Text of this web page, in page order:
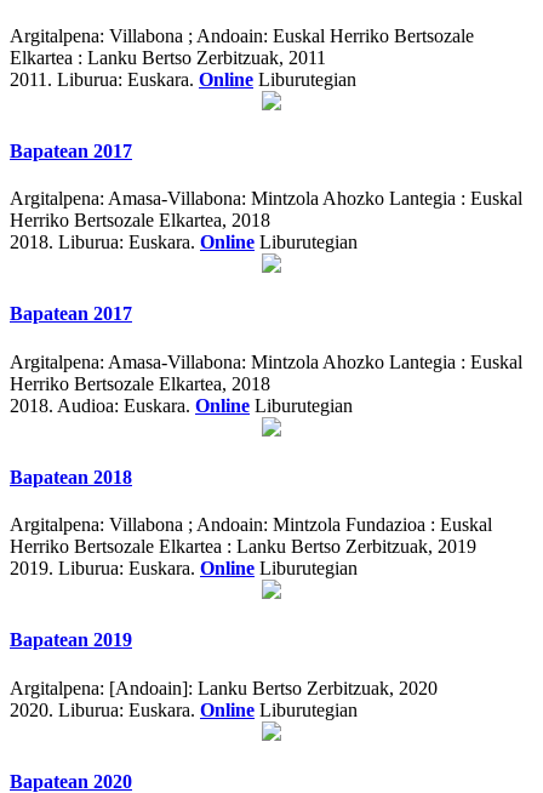
Argitalpena: Villabona ; Andoain: Euskal Herriko Bertsozale
Elkartea : Lanku Bertso Zerbitzuak, 2011
2011. Liburua: Euskara. Online Liburutegian
Bapatean 2017
Argitalpena: Amasa-Villabona: Mintzola Ahozko Lantegia : Euskal
Herriko Bertsozale Elkartea, 2018
2018. Liburua: Euskara. Online Liburutegian
Bapatean 2017
Argitalpena: Amasa-Villabona: Mintzola Ahozko Lantegia : Euskal
Herriko Bertsozale Elkartea, 2018
2018. Audioa: Euskara. Online Liburutegian
Bapatean 2018
Argitalpena: Villabona ; Andoain: Mintzola Fundazioa : Euskal
Herriko Bertsozale Elkartea : Lanku Bertso Zerbitzuak, 2019
2019. Liburua: Euskara. Online Liburutegian
Bapatean 2019
Argitalpena: [Andoain]: Lanku Bertso Zerbitzuak, 2020
2020. Liburua: Euskara. Online Liburutegian
Bapatean 2020